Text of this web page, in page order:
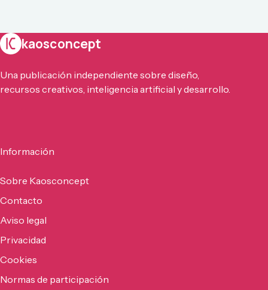
kaosconcept
Una publicación independiente sobre diseño,
recursos creativos, inteligencia artificial y desarrollo.
Información
Sobre Kaosconcept
Contacto
Aviso legal
Privacidad
Cookies
Normas de participación